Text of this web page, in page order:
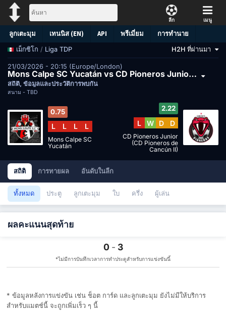
ลีก เมนู
ลูกเตะมุม เทนนิส (EN) API พรีเมี่ยม การทำนาย
เม็กซิโก / Liga TDP H2H ที่ผ่านมา
21/03/2026 - 20:15 (Europe/London)
Mons Calpe SC Yucatán vs CD Pioneros Junior (CD Pioneros de Cancún II)
สถิติ, ข้อมูลและประวัติการพบกัน
สนาม - TBD
0.75
L L L L
Mons Calpe SC
Yucatán
2.22
L W D D
CD Pioneros Junior
(CD Pioneros de
Cancún II)
สถิติ การทายผล อันดับในลีก
ทั้งหมด ประตู ลูกเตะมุม ใบ ครึ่ง ผู้เล่น
ผลคะแนนสุดท้าย
0 - 3
*ไม่มีการบันทึกเวลาการทำประตูสำหรับการแข่งขันนี้
* ข้อมูลหลังการแข่งขัน เช่น ช็อต การ์ด และลูกเตะมุม ยังไม่มีให้บริการ
สำหรับแมตช์นี้ จะถูกเพิ่มเร็ว ๆ นี้